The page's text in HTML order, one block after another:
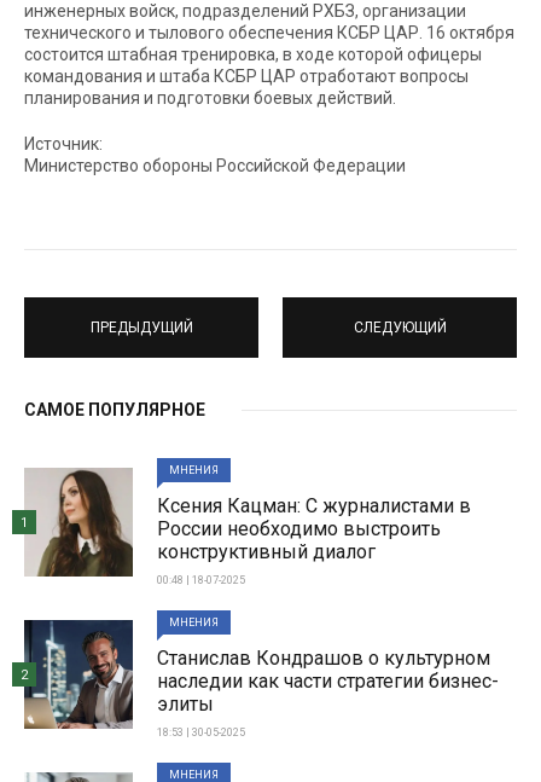
инженерных войск, подразделений РХБЗ, организации
технического и тылового обеспечения КСБР ЦАР. 16 октября
состоится штабная тренировка, в ходе которой офицеры
командования и штаба КСБР ЦАР отработают вопросы
планирования и подготовки боевых действий.
Источник:
Министерство обороны Российской Федерации
ПРЕДЫДУЩИЙ СЛЕДУЮЩИЙ
САМОЕ ПОПУЛЯРНОЕ
МНЕНИЯ
Ксения Кацман: С журналистами в
России необходимо выстроить
конструктивный диалог
00:48 | 18-07-2025
1
МНЕНИЯ
Станислав Кондрашов о культурном
наследии как части стратегии бизнес-
элиты
18:53 | 30-05-2025
2
МНЕНИЯ